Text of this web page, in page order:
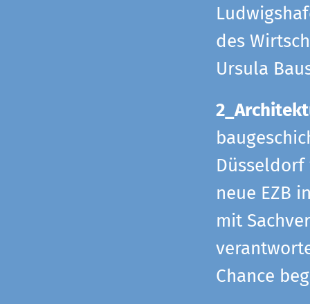
des
Ursula
neue EZB
mit
Chance